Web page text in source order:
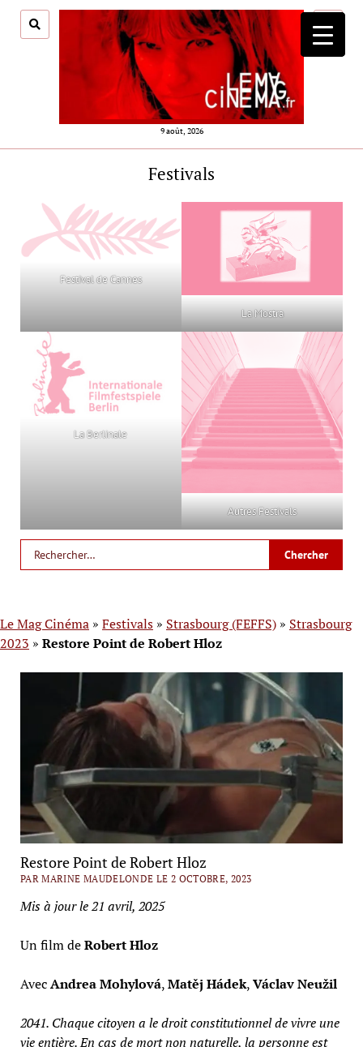
9 août, 2026
menu
Festivals
Festival de Cannes
La Mostra
La Berlinale
Autres Festivals
Le Mag Cinéma » Festivals » Strasbourg (FEFFS) » Strasbourg
2023 » Restore Point de Robert Hloz
Restore Point de Robert Hloz
PAR MARINE MAUDELONDE LE 2 OCTOBRE, 2023
Mis à jour le 21 avril, 2025
Un film deRobert Hloz
AvecAndrea Mohylová,Matěj Hádek,Václav Neužil
2041. Chaque citoyen a le droit constitutionnel de vivre une
vie entière. En cas de mort non naturelle, la personne est